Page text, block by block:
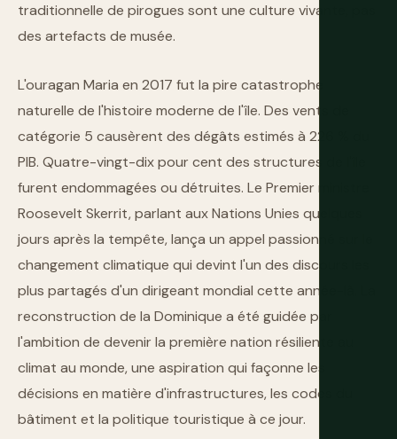
traditionnelle de pirogues sont une culture vivante, pas
des artefacts de musée.
L'ouragan Maria en 2017 fut la pire catastrophe
naturelle de l'histoire moderne de l'île. Des vents de
catégorie 5 causèrent des dégâts estimés à 226 % du
PIB. Quatre-vingt-dix pour cent des structures de l'île
furent endommagées ou détruites. Le Premier ministre
Roosevelt Skerrit, parlant aux Nations Unies quelques
jours après la tempête, lança un appel passionné sur le
changement climatique qui devint l'un des discours les
plus partagés d'un dirigeant mondial cette année-là. La
reconstruction de la Dominique a été guidée par
l'ambition de devenir la première nation résiliente au
climat au monde, une aspiration qui façonne les
décisions en matière d'infrastructures, les codes du
bâtiment et la politique touristique à ce jour.